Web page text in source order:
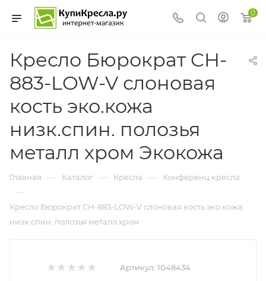
0
Кресло Бюрократ CH-
883-LOW-V слоновая
кость эко.кожа
низк.спин. полозья
металл хром Экокожа
Главная — Каталог — Кресла — Конференц кресла
—
Кресло Бюрократ CH-883-LOW-V слоновая кость эко.кожа
низк.спин. полозья металл хром
Артикул: 1048434